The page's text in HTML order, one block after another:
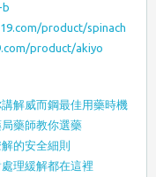
b
product/spinach
product/akiyo
解威而鋼最佳用藥時機
藥師教你選藥
的安全細則
理緩解都在這裡